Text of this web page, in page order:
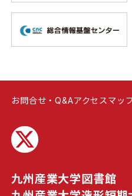
お問合せ・Q&Aアクセスマッ
九州産業大学図書館